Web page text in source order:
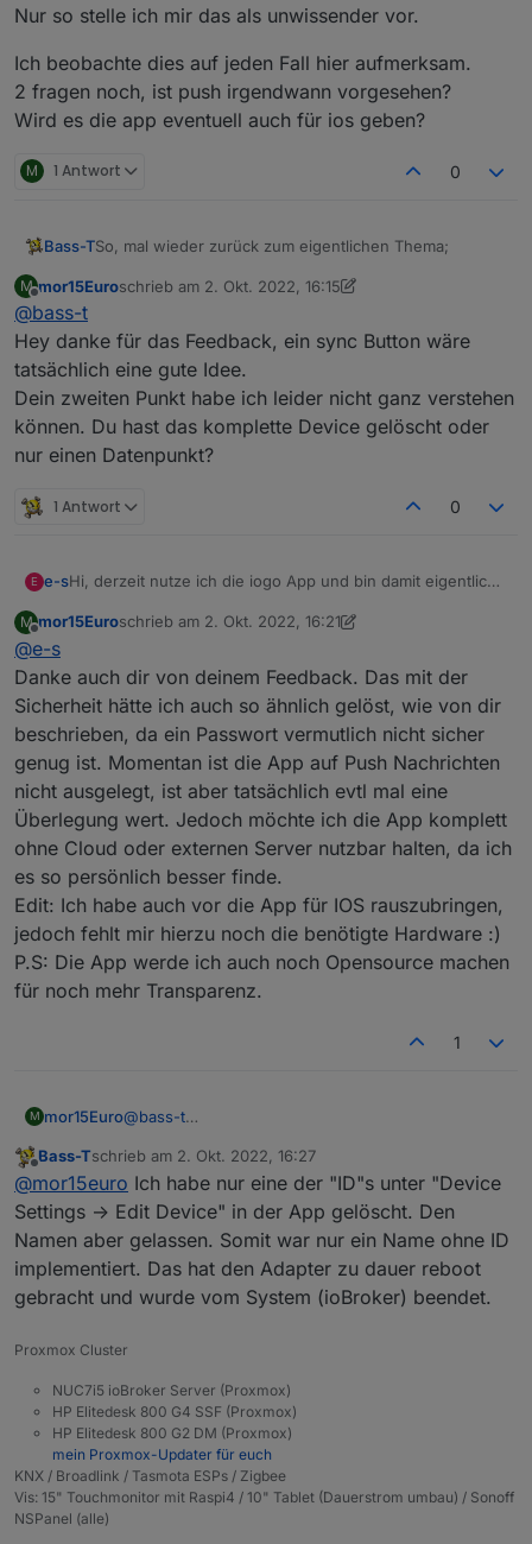
Nur so stelle ich mir das als unwissender vor.
Ich beobachte dies auf jeden Fall hier aufmerksam.
2 fragen noch, ist push irgendwann vorgesehen?
Wird es die app eventuell auch für ios geben?
M 1 Antwort 0
Bass-TSo, mal wieder zurück zum eigentlichen Thema;
Habe wieder etwas an der App "gespielt"
Wenn ich Datenpunkte aus der enum lösche, wird das
beim "Import" nicht berücksichtigt. Ok, weiß ich jetzt ;)
Fände Anstelle von einem reinen Import, ein Sync
schöner - falls machbar :)
Desweiteren habe ich den Adapter zum abstürzen
gebracht, weil ich unter device in der App die id
gelöscht habe, den dazugehörigen Namen aber noch
nicht.
Ein löschen Icon für einen Datenpunkt in der App
könnte da helfen ;)
M
Offline
mor15Euroschrieb am 2. Okt. 2022, 16:15
zuletzt editiert von mor15Euro10. Feb. 2022, 18:17
@bass-t
Hey danke für das Feedback, ein sync Button wäre
tatsächlich eine gute Idee.
Dein zweiten Punkt habe ich leider nicht ganz verstehen
können. Du hast das komplette Device gelöscht oder
nur einen Datenpunkt?
1 Antwort 0
E e-sHi, derzeit nutze ich die iogo App und bin damit eigentlich
getestet.
wenn eine direkte Verbindung möglich ist, also ohne
Obwohl das ein extremes Diskussionsthema sein kann,
aber das will ich hier nicht anfangen.
Ich nutze auch gerne vpn, aber für die app diese dauerhaft
vpn zu aktivieren, auch wenn es automatisch ginge, auch
nicht sinnvoll. Wenn man später einmal auch
pushnachrichten vom Adapter zur App realisieren möchte.
Bei einem offenen Port mit user und passwort zu
hantieren, finde ich heutzutage auch nicht sicher.
Sinnvoller wäre es die Geräte zu "paaren".
Das heißt, man kann für 30 Sekunden das registrieren an
dem Adapter aktivieren und kann dann die app verbinden.
Nur registrierte Geräte können sich anschließend mit dem
Adapter unterhalten. Alle anderen werden ignoriert.
Welche Sicherheitsschlüssel dabei ausgetauscht werden
müssen, keine Ahnung.
Nur so stelle ich mir das als unwissender vor.
Ich beobachte dies auf jeden Fall hier aufmerksam.
2 fragen noch, ist push irgendwann vorgesehen?
Wird es die app eventuell auch für ios geben?
M
Offline
mor15Euroschrieb am 2. Okt. 2022, 16:21
zuletzt editiert von mor15Euro10. Feb. 2022, 18:22
@e-s
Danke auch dir von deinem Feedback. Das mit der
Sicherheit hätte ich auch so ähnlich gelöst, wie von dir
beschrieben, da ein Passwort vermutlich nicht sicher
genug ist. Momentan ist die App auf Push Nachrichten
nicht ausgelegt, ist aber tatsächlich evtl mal eine
Überlegung wert. Jedoch möchte ich die App komplett
ohne Cloud oder externen Server nutzbar halten, da ich
es so persönlich besser finde.
Edit: Ich habe auch vor die App für IOS rauszubringen,
jedoch fehlt mir hierzu noch die benötigte Hardware :)
P.S: Die App werde ich auch noch Opensource machen
für noch mehr Transparenz.
1
M mor15Euro@bass-t
tatsächlich eine gute Idee.
Dein zweiten Punkt habe ich leider nicht ganz
verstehen können. Du hast das komplette Device
gelöscht oder nur einen Datenpunkt?
Offline
Bass-Tschrieb am 2. Okt. 2022, 16:27
zuletzt editiert von
@mor15euro Ich habe nur eine der "ID"s unter "Device
Settings -> Edit Device" in der App gelöscht. Den
Namen aber gelassen. Somit war nur ein Name ohne ID
implementiert. Das hat den Adapter zu dauer reboot
gebracht und wurde vom System (ioBroker) beendet.
Proxmox Cluster
NUC7i5 ioBroker Server (Proxmox)
HP Elitedesk 800 G4 SSF (Proxmox)
HP Elitedesk 800 G2 DM (Proxmox)
mein Proxmox-Updater für euch
KNX / Broadlink / Tasmota ESPs / Zigbee
Vis: 15" Touchmonitor mit Raspi4 / 10" Tablet (Dauerstrom umbau) / Sonoff
NSPanel (alle)